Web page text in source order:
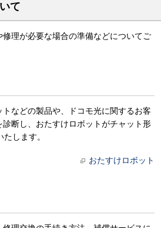
て
理が必要な場合の準備などについてご
などの製品や、ドコモ光に関するお客
断し、おたすけロボットがチャット形
します。
おたすけロボット